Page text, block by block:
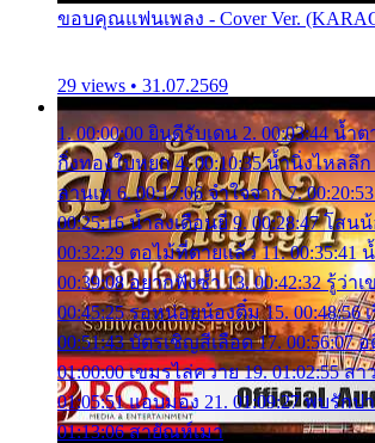
ขอบคุณแฟนเพลง - Cover Ver.
29 views • 31.07.2569
1. 00:00:00 ยินดีรับเดน 2. 00:03:44 น้ำ
กิ่งทองใบหยก 4. 00:10:35 น้ำนิ่งไหลลึก
ลานเท 6. 00:17:06 จำใจจาก 7.
00:25:16 น้ำลงเดือนยี่ 9. 00:28:47 โสน
00:32:29 ตอไม้ที่ตายแล้ว 11. 00:35:41
00:39:08 อยากฟังซ้ำ 13. 00:42:32 รู้ว่า
00:45:25 รอหน่อยน้องติ๋ม 15. 00:48:56
00:51:43 บัตรเชิญสีเลือด 17. 00:56:07
01:00:00 เขมรไล่ควาย 19. 01:02:55 ส
01:05:51 แอบมอง 21. 01:09:27 พบรักป
01:13:06 สายัณห์เมา